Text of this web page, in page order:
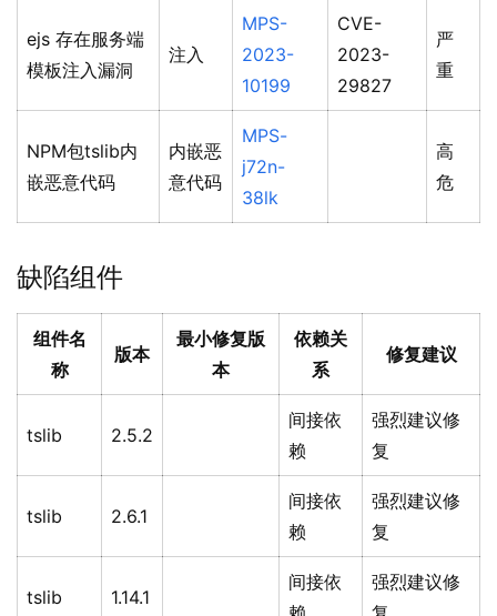
ejs 存在服务端
模板注入漏洞
注入
MPS-
2023-
10199
CVE-
2023-
29827
严
重
NPM包tslib内
嵌恶意代码
内嵌恶
意代码
MPS-
j72n-
38lk
高
危
缺陷组件
组件名
称
版本
最小修复版
本
依赖关
系
修复建议
tslib 2.5.2
间接依
赖
强烈建议修
复
tslib 2.6.1
间接依
赖
强烈建议修
复
tslib 1.14.1
间接依
强烈建议修